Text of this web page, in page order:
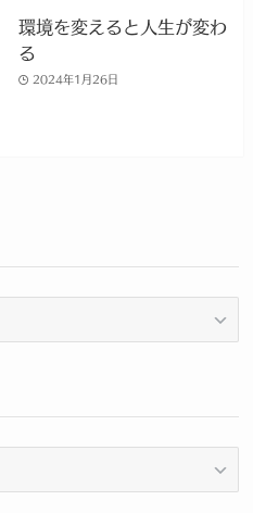
環境を変えると人生が変わ
る
2024年1月26日